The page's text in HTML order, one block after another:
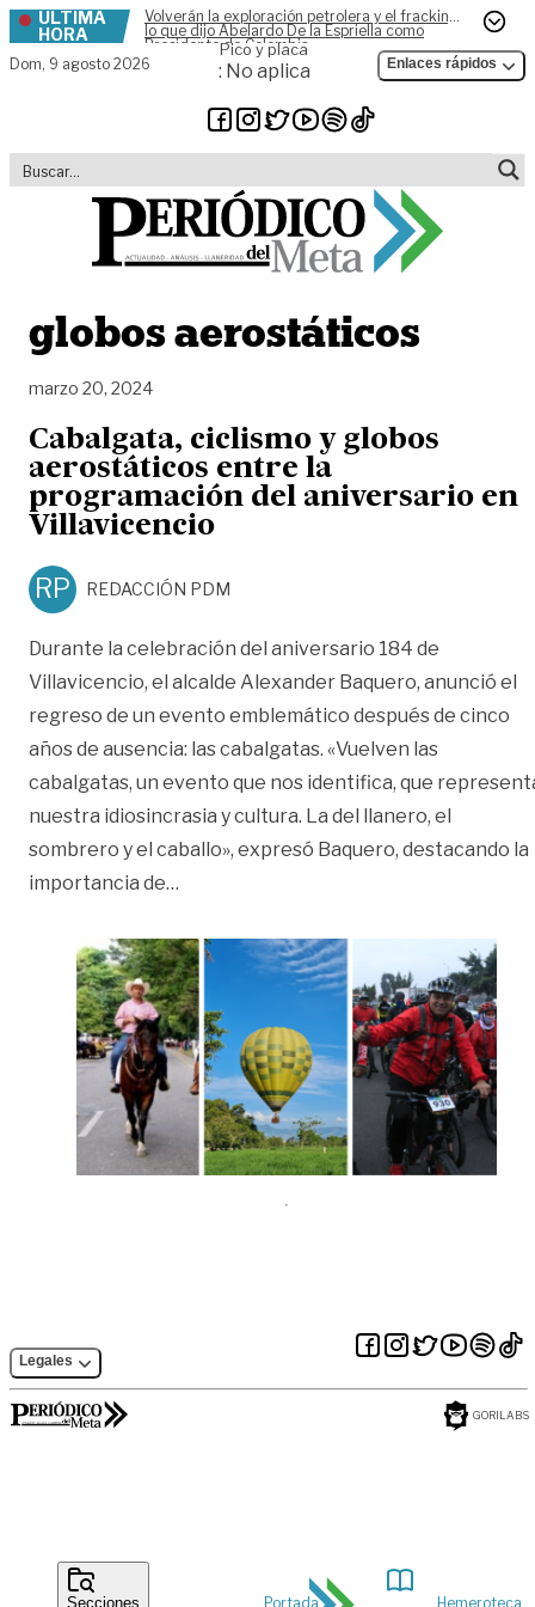
Skip to content
ÚLTIMA
HORA
Volverán la exploración petrolera y el fracking,
lo que dijo Abelardo De la Espriella como
Presidente de Colombia
Dom, 9 agosto 2026
Pico y placa
: No aplica Enlaces rápidos
Secciones Portada Hemeroteca
globos aerostáticos
marzo 20, 2024
Cabalgata, ciclismo y globos
aerostáticos entre la
programación del aniversario en
Villavicencio
RP REDACCIÓN PDM
Durante la celebración del aniversario 184 de
Villavicencio, el alcalde Alexander Baquero, anunció el
regreso de un evento emblemático después de cinco
años de ausencia: las cabalgatas. «Vuelven las
cabalgatas, un evento que nos identifica, que
nuestra idiosincrasia y cultura. La del llanero, el
sombrero y el caballo», expresó Baquero, destacando la
importancia de…
Legales
GORILABS